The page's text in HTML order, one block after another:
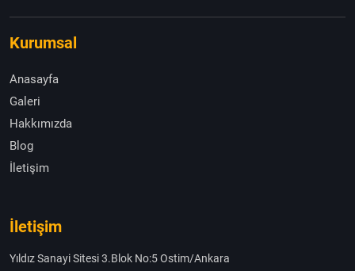
Kurumsal
Anasayfa
Galeri
Hakkımızda
Blog
İletişim
İletişim
Yıldız Sanayi Sitesi 3.Blok No:5 Ostim/Ankara